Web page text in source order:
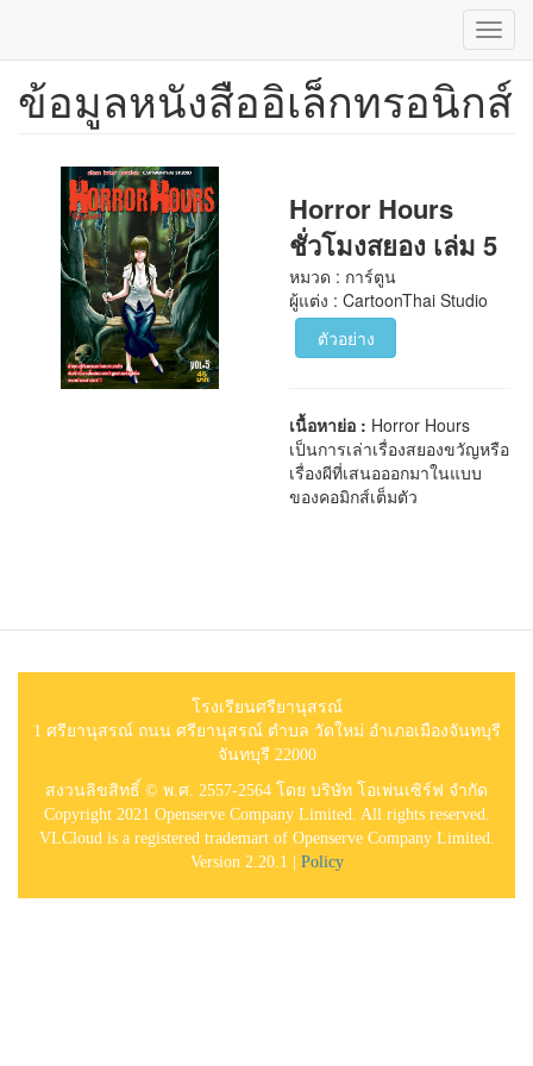
ข้าม
ข้อมูลหนังสืออิเล็กทรอนิกส์
Horror Hours
ชั่วโมงสยอง เล่ม 5
หมวด : การ์ตูน
ผู้แต่ง : CartoonThai Studio
ตัวอย่าง
เนื้อหาย่อ : Horror Hours
เป็นการเล่าเรื่องสยองขวัญหรือ
เรื่องผีที่เสนอออกมาในแบบ
ของคอมิกส์เต็มตัว
โรงเรียนศรียานุสรณ์
1 ศรียานุสรณ์ ถนน ศรียานุสรณ์ ตำบล วัดใหม่ อำเภอเมืองจันทบุรี
จันทบุรี 22000
สงวนลิขสิทธิ์ © พ.ศ. 2557-2564 โดย บริษัท โอเพ่นเซิร์ฟ จำกัด
Copyright 2021 Openserve Company Limited. All rights reserved.
VLCloud is a registered trademart of Openserve Company Limited.
Version 2.20.1 | Policy